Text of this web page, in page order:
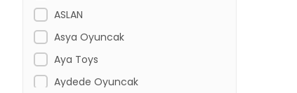
ASLAN
Asya Oyuncak
Aya Toys
Aydede Oyuncak